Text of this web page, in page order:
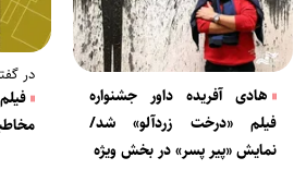
هادی آفریده داور جشنواره
فیلم «درخت زردآلو» شد/
نمایش «پیر پسر» در بخش ویژه
در